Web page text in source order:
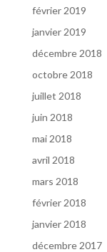
février 2019
janvier 2019
décembre 2018
octobre 2018
juillet 2018
juin 2018
mai 2018
avril 2018
mars 2018
février 2018
janvier 2018
décembre 2017